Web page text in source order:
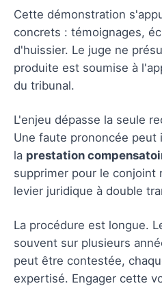
Cette démonstration
concrets : témoignages,
d'huissier. Le juge ne
produite est soumise à
du tribunal.
L'enjeu dépasse la seule
Une faute prononcée
la prestation
supprimer pour le conjoint
levier juridique à double
La procédure est longue.
souvent sur plusieurs
peut être contestée,
expertisé. Engager cette